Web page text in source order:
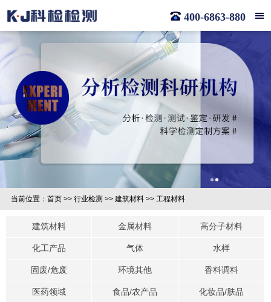
400-6863-880
当前位置： 首页>> 行业检测 >> 建筑材料>> 工程材料
建筑材料 金属材料 高分子材料
化工产品 气体 水样
固废/危废 环境其他 香料调料
医药领域 食品/农产品 化妆品/肤品